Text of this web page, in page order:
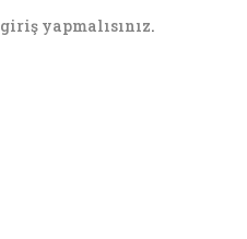
giriş yapmalısınız.